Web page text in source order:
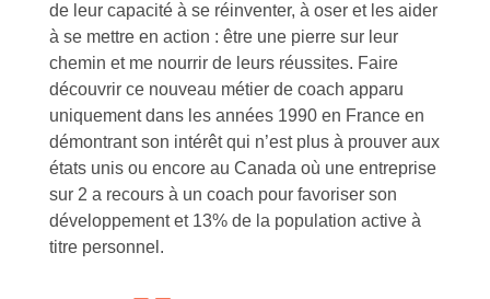
de leur capacité à se réinventer, à oser et les aider
à se mettre en action : être une pierre sur leur
chemin et me nourrir de leurs réussites. Faire
découvrir ce nouveau métier de coach apparu
uniquement dans les années 1990 en France en
démontrant son intérêt qui n’est plus à prouver aux
états unis ou encore au Canada où une entreprise
sur 2 a recours à un coach pour favoriser son
développement et 13% de la population active à
titre personnel.